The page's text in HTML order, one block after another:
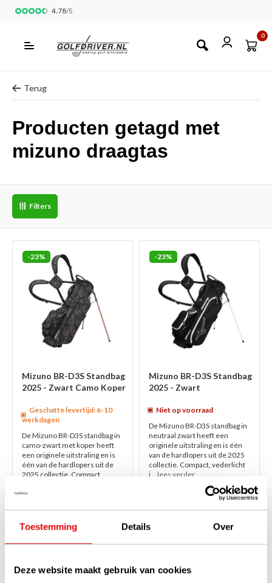
Toestemming Details Over
Deze website maakt gebruik van cookies
4.78/5
0
Terug
Producten getagd met
mizuno draagtas
Filters
-23%
Mizuno BR-D3S Standbag
2025 - Zwart Camo Koper
Geschatte levertijd: 6-10
werkdagen
De Mizuno BR-D3S standbag in
camo-zwart met koper heeft
een originele uitstraling en is
één van de hardlopers uit de
2025 collectie. Compact,
€259,00
-23%
Mizuno BR-D3S Standbag
2025 - Zwart
Niet op voorraad
De Mizuno BR-D3S standbag in
neutraal zwart heeft een
originele uitstraling en is één
van de hardlopers uit de 2025
collectie. Compact, vederlicht
i... lees verder